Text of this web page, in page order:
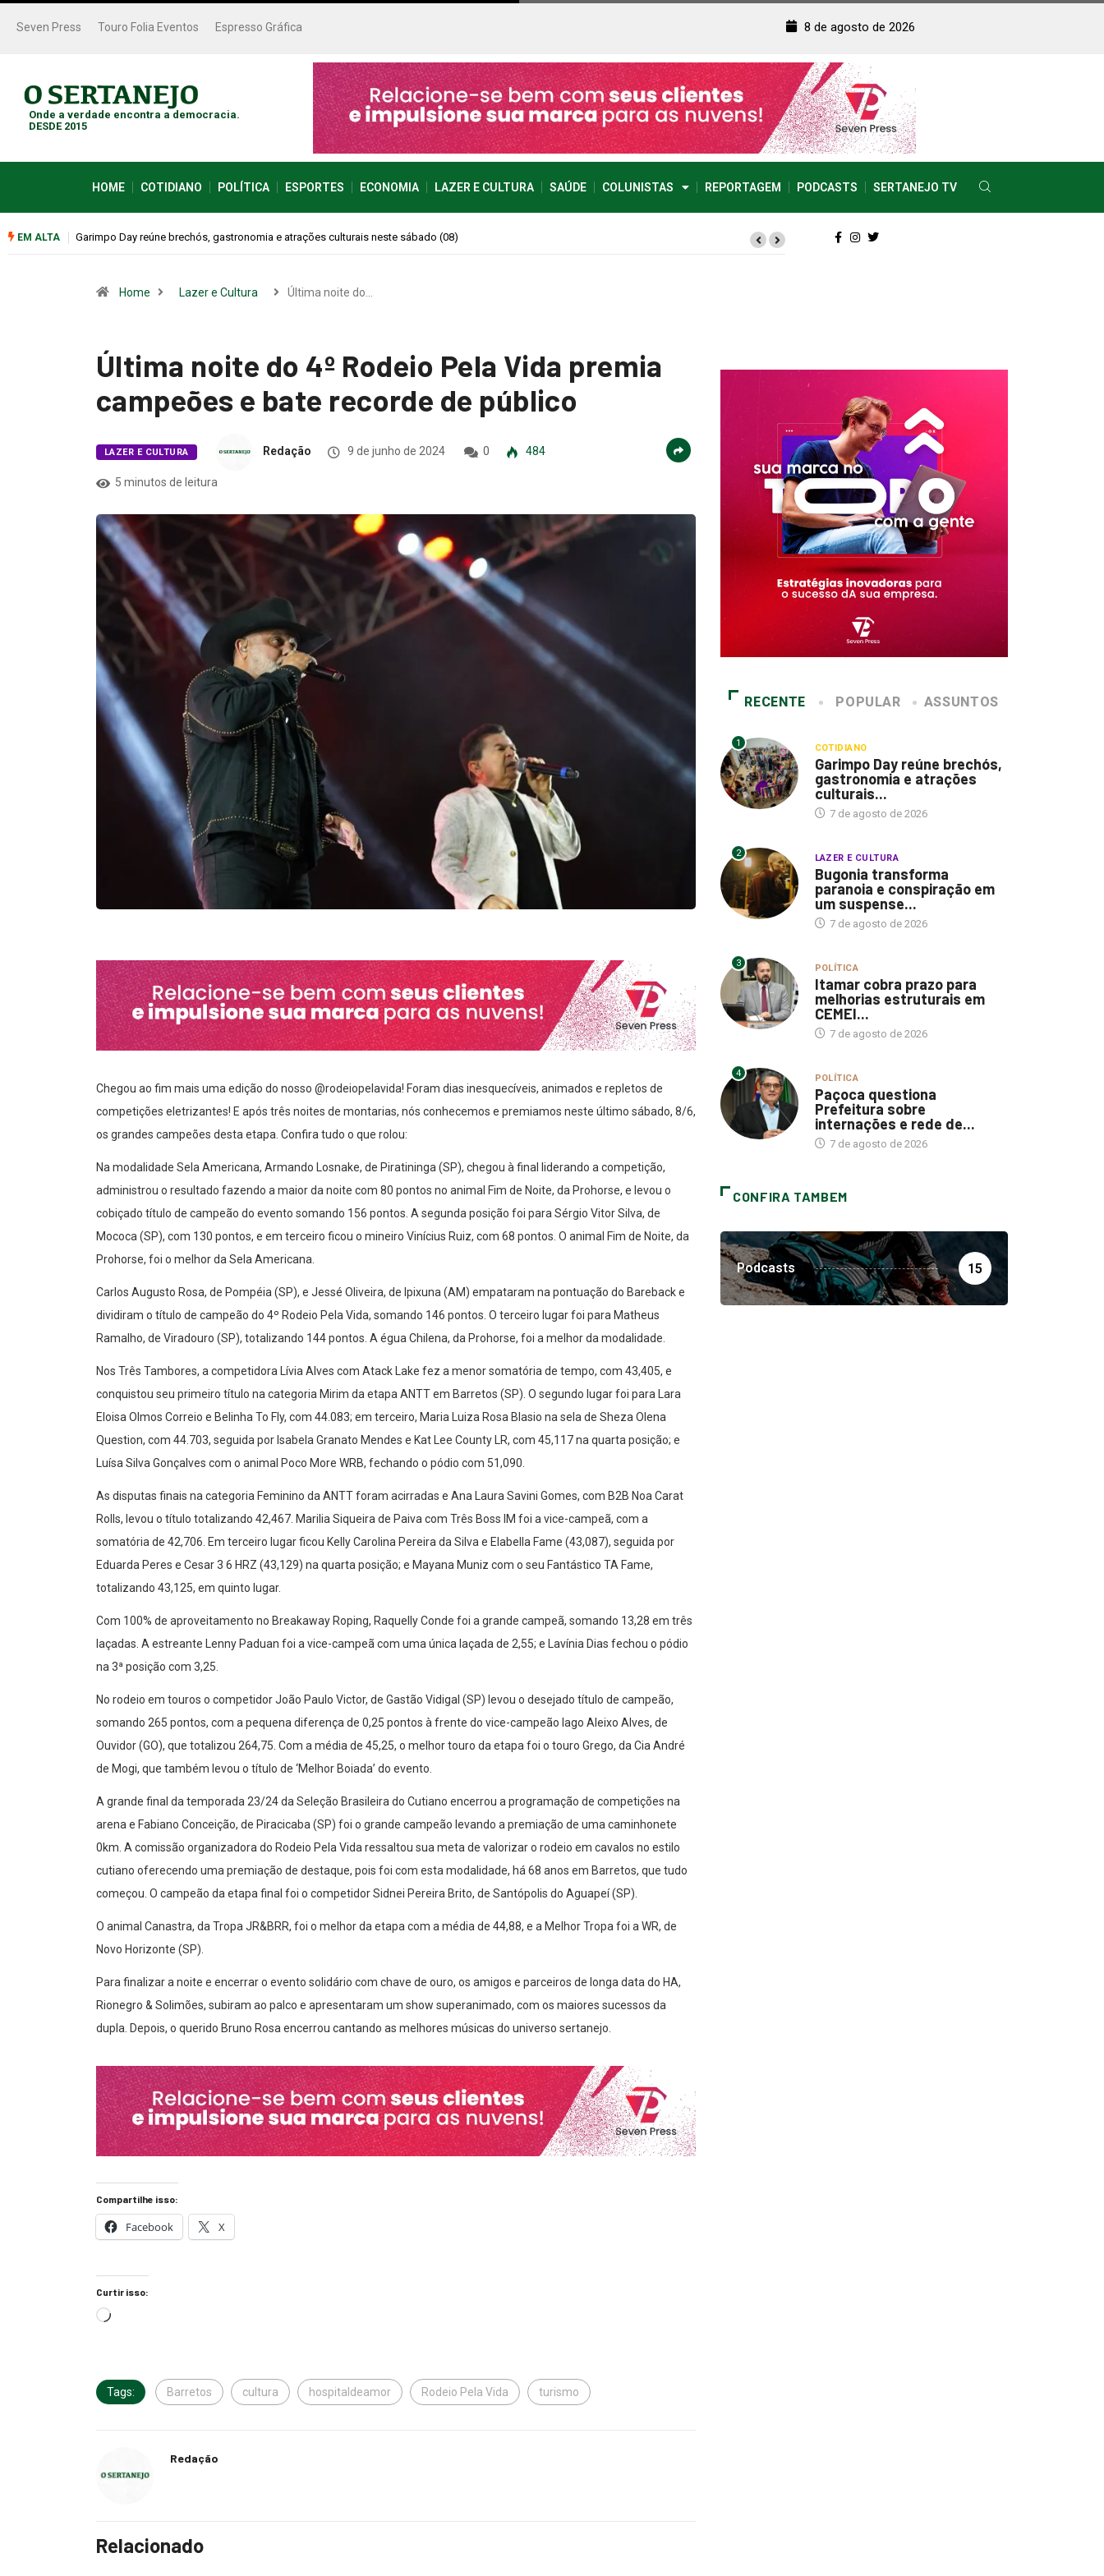
Seven Press Touro Folia Eventos Espresso Gráfica 8 de agosto de 2026
Onde a verdade encontra a democracia.
DESDE 2015
HOME COTIDIANO POLÍTICA ESPORTES ECONOMIA LAZER E CULTURA SAÚDE COLUNISTAS REPORTAGEM PODCASTS SERTANEJO TV
EM ALTA Bugonia transforma paranoia e conspiração em um suspense imprevisível
Home Lazer e Cultura Última noite do…
Última noite do 4º Rodeio Pela Vida premia
campeões e bate recorde de público
LAZER E CULTURA Redação 9 de junho de 2024 0 484
5 minutos de leitura
Chegou ao fim mais uma edição do nosso @rodeiopelavida! Foram dias inesquecíveis, animados e repletos de
competições eletrizantes! E após três noites de montarias, nós conhecemos e premiamos neste último sábado, 8/6,
os grandes campeões desta etapa. Confira tudo o que rolou:
Na modalidade Sela Americana, Armando Losnake, de Piratininga (SP), chegou à final liderando a competição,
administrou o resultado fazendo a maior da noite com 80 pontos no animal Fim de Noite, da Prohorse, e levou o
cobiçado título de campeão do evento somando 156 pontos. A segunda posição foi para Sérgio Vitor Silva, de
Mococa (SP), com 130 pontos, e em terceiro ficou o mineiro Vinícius Ruiz, com 68 pontos. O animal Fim de Noite, da
Prohorse, foi o melhor da Sela Americana.
Carlos Augusto Rosa, de Pompéia (SP), e Jessé Oliveira, de Ipixuna (AM) empataram na pontuação do Bareback e
dividiram o título de campeão do 4º Rodeio Pela Vida, somando 146 pontos. O terceiro lugar foi para Matheus
Ramalho, de Viradouro (SP), totalizando 144 pontos. A égua Chilena, da Prohorse, foi a melhor da modalidade.
Nos Três Tambores, a competidora Lívia Alves com Atack Lake fez a menor somatória de tempo, com 43,405, e
conquistou seu primeiro título na categoria Mirim da etapa ANTT em Barretos (SP). O segundo lugar foi para Lara
Eloisa Olmos Correio e Belinha To Fly, com 44.083; em terceiro, Maria Luiza Rosa Blasio na sela de Sheza Olena
Question, com 44.703, seguida por Isabela Granato Mendes e Kat Lee County LR, com 45,117 na quarta posição; e
Luísa Silva Gonçalves com o animal Poco More WRB, fechando o pódio com 51,090.
As disputas finais na categoria Feminino da ANTT foram acirradas e Ana Laura Savini Gomes, com B2B Noa Carat
Rolls, levou o título totalizando 42,467. Marilia Siqueira de Paiva com Três Boss IM foi a vice-campeã, com a
somatória de 42,706. Em terceiro lugar ficou Kelly Carolina Pereira da Silva e Elabella Fame (43,087), seguida por
Eduarda Peres e Cesar 3 6 HRZ (43,129) na quarta posição; e Mayana Muniz com o seu Fantástico TA Fame,
totalizando 43,125, em quinto lugar.
Com 100% de aproveitamento no Breakaway Roping, Raquelly Conde foi a grande campeã, somando 13,28 em três
laçadas. A estreante Lenny Paduan foi a vice-campeã com uma única laçada de 2,55; e Lavínia Dias fechou o pódio
na 3ª posição com 3,25.
No rodeio em touros o competidor João Paulo Victor, de Gastão Vidigal (SP) levou o desejado título de campeão,
somando 265 pontos, com a pequena diferença de 0,25 pontos à frente do vice-campeão Iago Aleixo Alves, de
Ouvidor (GO), que totalizou 264,75. Com a média de 45,25, o melhor touro da etapa foi o touro Grego, da Cia André
de Mogi, que também levou o título de ‘Melhor Boiada’ do evento.
A grande final da temporada 23/24 da Seleção Brasileira do Cutiano encerrou a programação de competições na
arena e Fabiano Conceição, de Piracicaba (SP) foi o grande campeão levando a premiação de uma caminhonete
0km. A comissão organizadora do Rodeio Pela Vida ressaltou sua meta de valorizar o rodeio em cavalos no estilo
cutiano oferecendo uma premiação de destaque, pois foi com esta modalidade, há 68 anos em Barretos, que tudo
começou. O campeão da etapa final foi o competidor Sidnei Pereira Brito, de Santópolis do Aguapeí (SP).
O animal Canastra, da Tropa JR&BRR, foi o melhor da etapa com a média de 44,88, e a Melhor Tropa foi a WR, de
Novo Horizonte (SP).
Para finalizar a noite e encerrar o evento solidário com chave de ouro, os amigos e parceiros de longa data do HA,
Rionegro & Solimões, subiram ao palco e apresentaram um show superanimado, com os maiores sucessos da
dupla. Depois, o querido Bruno Rosa encerrou cantando as melhores músicas do universo sertanejo.
Compartilhe isso:
Facebook X
Curtir isso:
Tags: Barretos cultura hospitaldeamor Rodeio Pela Vida turismo
Redação
Relacionado
RECENTE POPULAR ASSUNTOS
1 COTIDIANO
Garimpo Day reúne brechós,
gastronomia e atrações
culturais...
7 de agosto de 2026
2 LAZER E CULTURA
Bugonia transforma
paranoia e conspiração em
um suspense...
7 de agosto de 2026
3 POLÍTICA
Itamar cobra prazo para
melhorias estruturais em
CEMEI...
7 de agosto de 2026
4 POLÍTICA
Paçoca questiona
Prefeitura sobre
internações e rede de...
7 de agosto de 2026
CONFIRA TAMBEM
Podcasts 15